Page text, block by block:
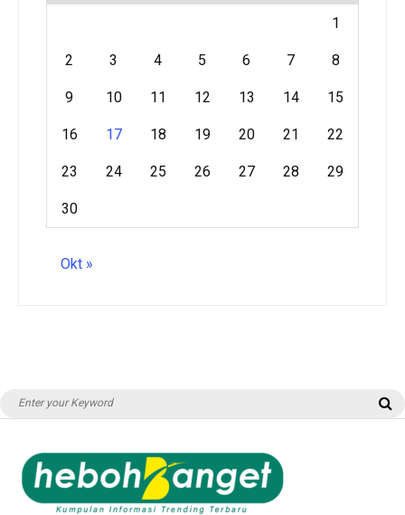
1
2 3 4 5 6 7 8
9 10 11 12 13 14 15
16 17 18 19 20 21 22
23 24 25 26 27 28 29
30
Okt »
Search